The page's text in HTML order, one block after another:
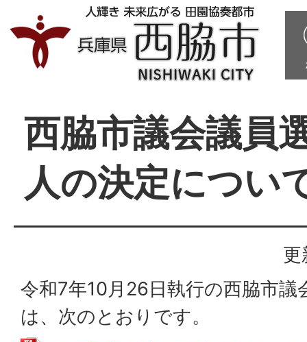
西脇市議会議員
人の決定につい
更
令和7年10月26日執行の西脇市議
は、次のとおりです。